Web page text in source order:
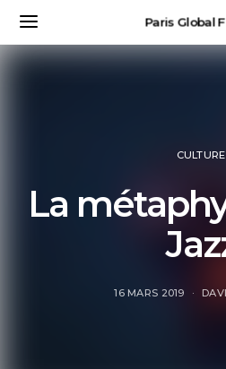
Paris Global
CULTURE
La
16 MARS 2019